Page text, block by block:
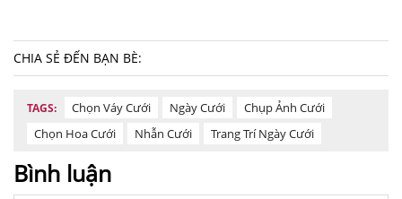
CHIA SẺ ĐẾN BẠN BÈ:
TAGS: Chọn Váy Cưới Ngày Cưới
Chụp Ảnh Cưới
Chọn Hoa Cưới
Nhẫn Cưới Trang Trí Ngày Cưới
Bình luận